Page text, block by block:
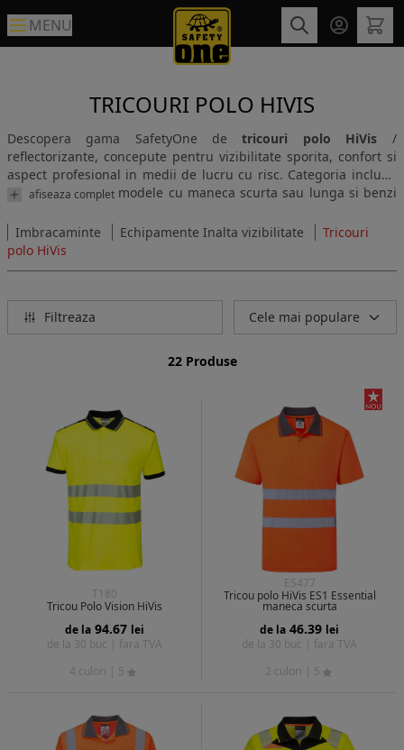
MENU
TRICOURI POLO HIVIS
Descopera gama SafetyOne de tricouri polo HiVis /
reflectorizante, concepute pentru vizibilitate sporita, confort si
aspect profesional in medii de lucru cu risc. Categoria include
variante bicolore, modele cu maneca scurta sau lunga si benzi
depozite, lucrari rutiere si echipe care au nevoie de siguranta si
identificare rapida.
afiseaza complet
Imbracaminte Echipamente Inalta vizibilitate
Tricouri
polo HiVis
Filtreaza Cele mai populare
22 Produse
T180
Tricou Polo Vision HiVis
de la 94.67 lei
de la 30 buc | fara TVA
4 culori
| 5
ES477
Tricou polo HiVis ES1 Essential
maneca scurta
de la 46.39 lei
de la 30 buc | fara TVA
2 culori
| 5